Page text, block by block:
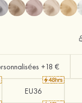
+18 €
EU36